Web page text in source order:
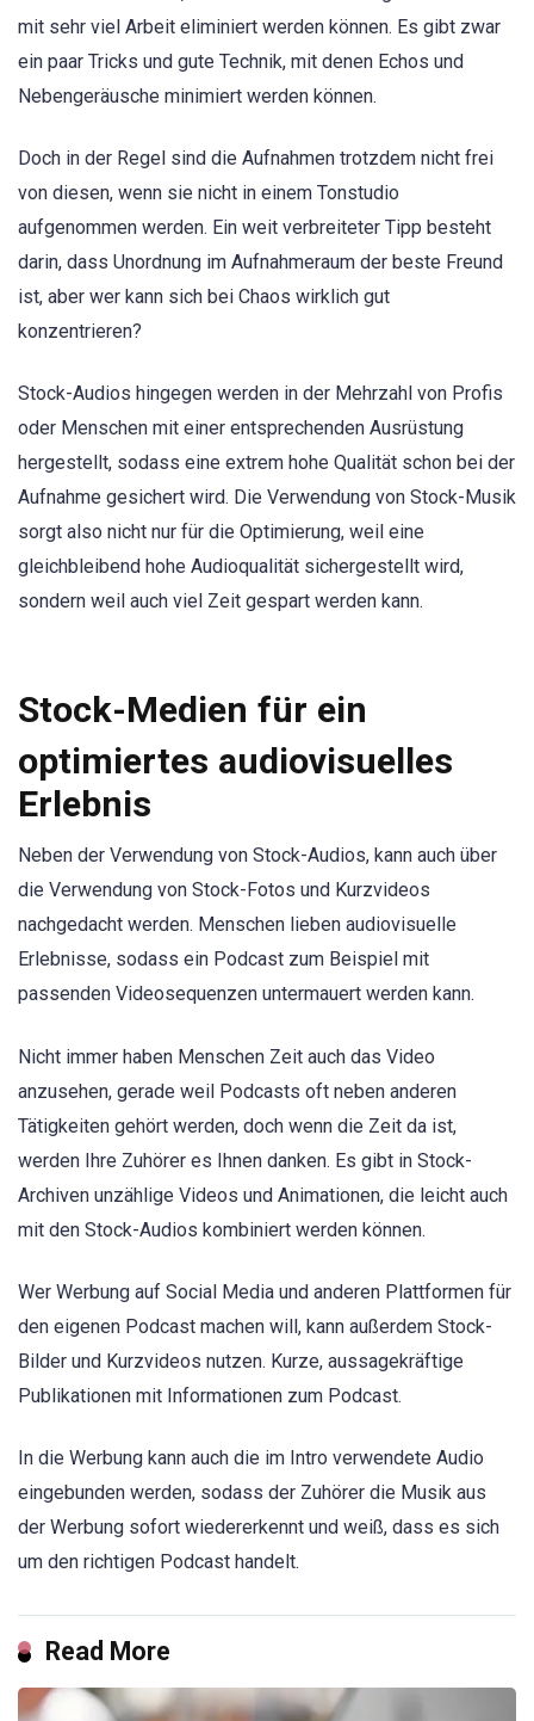
mit sehr viel Arbeit eliminiert werden können. Es gibt zwar
ein paar Tricks und gute Technik, mit denen Echos und
Nebengeräusche minimiert werden können.
Doch in der Regel sind die Aufnahmen trotzdem nicht frei
von diesen, wenn sie nicht in einem Tonstudio
aufgenommen werden. Ein weit verbreiteter Tipp besteht
darin, dass Unordnung im Aufnahmeraum der beste Freund
ist, aber wer kann sich bei Chaos wirklich gut
konzentrieren?
Stock-Audios hingegen werden in der Mehrzahl von Profis
oder Menschen mit einer entsprechenden Ausrüstung
hergestellt, sodass eine extrem hohe Qualität schon bei der
Aufnahme gesichert wird. Die Verwendung von Stock-Musik
sorgt also nicht nur für die Optimierung, weil eine
gleichbleibend hohe Audioqualität sichergestellt wird,
sondern weil auch viel Zeit gespart werden kann.
Stock-Medien für ein
optimiertes audiovisuelles
Erlebnis
Neben der Verwendung von Stock-Audios, kann auch über
die Verwendung von Stock-Fotos und Kurzvideos
nachgedacht werden. Menschen lieben audiovisuelle
Erlebnisse, sodass ein Podcast zum Beispiel mit
passenden Videosequenzen untermauert werden kann.
Nicht immer haben Menschen Zeit auch das Video
anzusehen, gerade weil Podcasts oft neben anderen
Tätigkeiten gehört werden, doch wenn die Zeit da ist,
werden Ihre Zuhörer es Ihnen danken. Es gibt in Stock-
Archiven unzählige Videos und Animationen, die leicht auch
mit den Stock-Audios kombiniert werden können.
Wer Werbung auf Social Media und anderen Plattformen für
den eigenen Podcast machen will, kann außerdem Stock-
Bilder und Kurzvideos nutzen. Kurze, aussagekräftige
Publikationen mit Informationen zum Podcast.
In die Werbung kann auch die im Intro verwendete Audio
eingebunden werden, sodass der Zuhörer die Musik aus
der Werbung sofort wiedererkennt und weiß, dass es sich
um den richtigen Podcast handelt.
Read More